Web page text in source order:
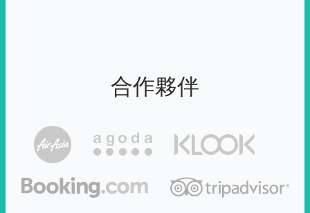
合作夥伴